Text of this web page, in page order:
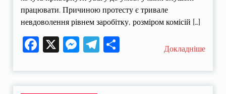
працювати. Причиною протесту є тривале
невдоволення рівнем заробітку, розміром комісій […]
Facebook
X Messenger
Telegram
Поділитися
Докладніше